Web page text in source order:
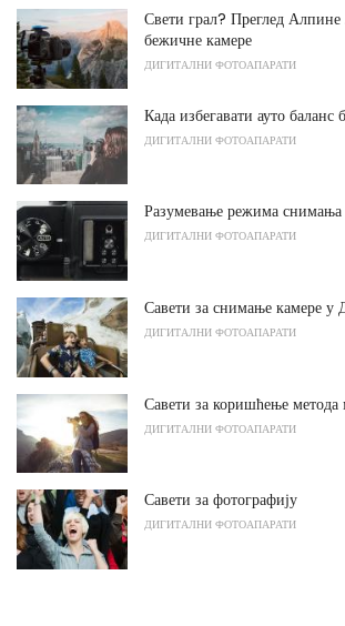
Свети грал? Преглед
бежичне камере
ДИГИТАЛНИ ФОТОАПАРАТИ
Када избегавати ауто баланс
ДИГИТАЛНИ ФОТОАПАРАТИ
Разумевање режима снимања
ДИГИТАЛНИ ФОТОАПАРАТИ
Савети за снимање камере у
ДИГИТАЛНИ ФОТОАПАРАТИ
Савети за коришћење метода
ДИГИТАЛНИ ФОТОАПАРАТИ
Савети за фотографију
ДИГИТАЛНИ ФОТОАПАРАТИ